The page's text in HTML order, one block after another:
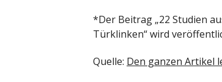
*Der Beitrag „22 Studien
Türklinken“ wird
Quelle: Den ganzen Artikel